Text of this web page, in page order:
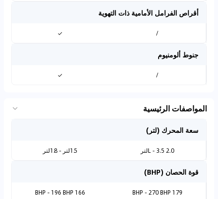
أقراص الفرامل الأمامية ذات التهوية
/
✓
جنوط ألومنيوم
/
✓
المواصفات الرئيسية
سعة المحرك (لتر)
2.0 L - 3.5لتر 1.5لتر - 1.8لتر
قوة الحصان (BHP)
179 BHP - 270 BHP
166 BHP - 196 BHP